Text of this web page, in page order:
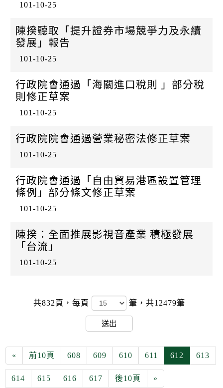
101-10-25
陳揆聽取「提升證券市場競爭力及永續
發展」報告
101-10-25
行政院會通過「海關進口稅則 」部分稅
則修正草案
101-10-25
行政院院會通過營業秘密法修正草案
101-10-25
行政院會通過「自由貿易港區設置管理
條例」部分條文修正草案
101-10-25
陳揆：全面推展影視音產業 積極發展
「台流」
101-10-25
共832頁， 每頁 筆，共12479筆
送出
« 前10頁 608 609 610 611 612 613
614 615 616 617 後10頁 »